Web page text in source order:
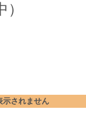
示されません